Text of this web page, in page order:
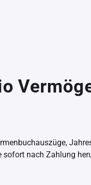
sofort nach Zahlung